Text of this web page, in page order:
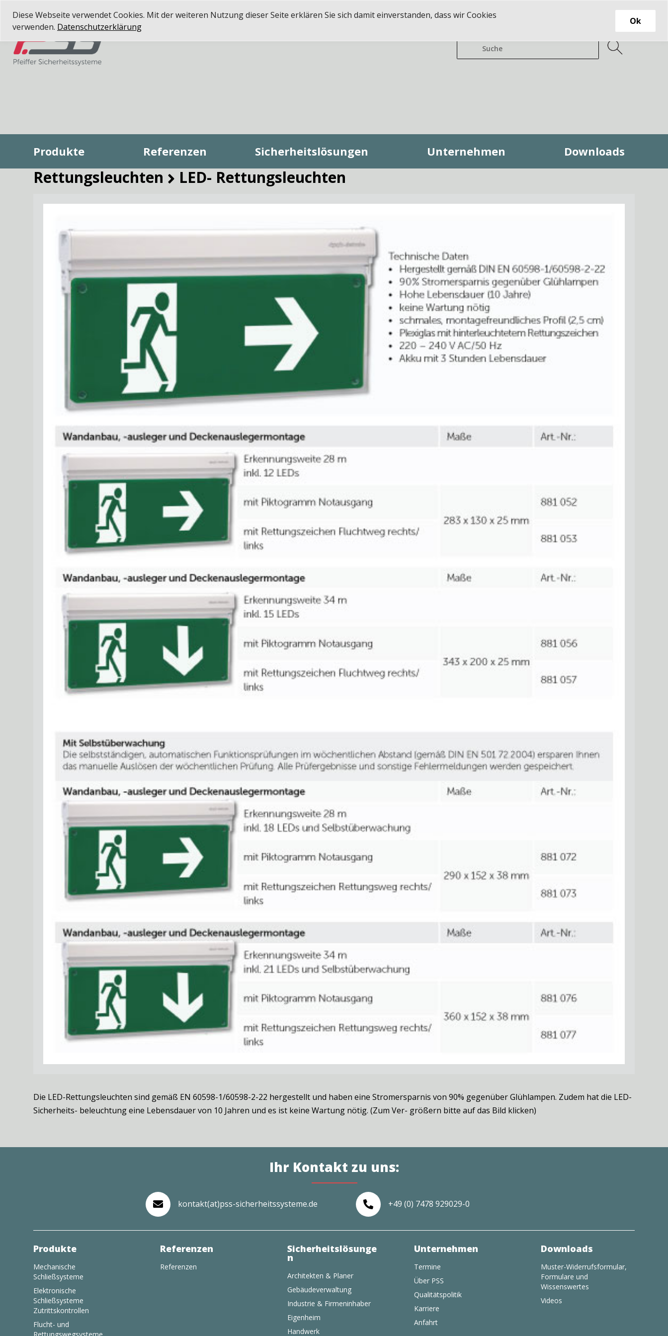
Diese Webseite verwendet Cookies. Mit der weiteren Nutzung dieser Seite erklären Sie sich damit einverstanden, dass wir Cookies
verwenden. Datenschutzerklärung
Ok
Produkte Referenzen Sicherheitslösungen Unternehmen Downloads
Rettungsleuchten  LED- Rettungsleuchten
Die LED-Rettungsleuchten sind gemäß EN 60598-1/60598-2-22 hergestellt und haben eine Stromersparnis von 90% gegenüber Glühlampen. Zudem hat die LED-
Sicherheits- beleuchtung eine Lebensdauer von 10 Jahren und es ist keine Wartung nötig. (Zum Ver- größern bitte auf das Bild klicken)
Ihr Kontakt zu uns:
 kontakt(at)pss-sicherheitssysteme.de  +49 (0) 7478 929029-0
Produkte
Mechanische
Schließsysteme
Elektronische
Schließsysteme
Zutrittskontrollen
Flucht- und
Rettungswegsysteme
Referenzen
Referenzen
Sicherheitslösunge
n
Architekten & Planer
Gebäudeverwaltung
Industrie & Firmeninhaber
Eigenheim
Handwerk
Unternehmen
Termine
Über PSS
Qualitätspolitik
Karriere
Anfahrt
Downloads
Muster-Widerrufsformular,
Formulare und
Wissenswertes
Videos